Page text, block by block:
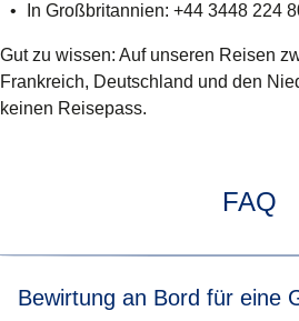
In Großbritannien: +44 3448 224
Gut zu wissen: Auf unseren Reisen
Frankreich, Deutschland und den
keinen Reisepass.
FAQ
Bewirtung an Bord für eine